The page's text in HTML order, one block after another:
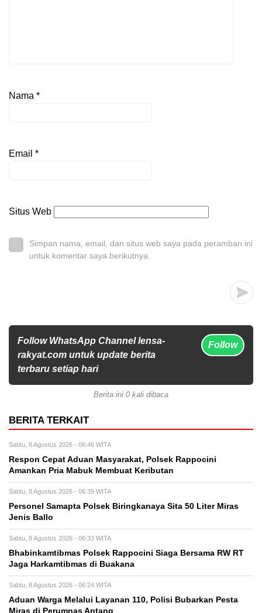
Nama *
Email *
Situs Web
Simpan nama, email, dan situs web saya pada peramban ini
untuk komentar saya berikutnya.
Follow WhatsApp Channel lensa-
rakyat.com untuk update berita
terbaru setiap hari
Follow
Berita ini 0 kali dibaca
BERITA TERKAIT
Sabtu, 8 Agustus 2026 - 06:46 WITA
Respon Cepat Aduan Masyarakat, Polsek Rappocini
Amankan Pria Mabuk Membuat Keributan
Sabtu, 8 Agustus 2026 - 06:39 WITA
Personel Samapta Polsek Biringkanaya Sita 50 Liter Miras
Jenis Ballo
Sabtu, 8 Agustus 2026 - 06:33 WITA
Bhabinkamtibmas Polsek Rappocini Siaga Bersama RW RT
Jaga Harkamtibmas di Buakana
Sabtu, 8 Agustus 2026 - 06:24 WITA
Aduan Warga Melalui Layanan 110, Polisi Bubarkan Pesta
Miras di Perumnas Antang